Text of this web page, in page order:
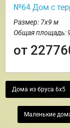
№64 Дом с
Размер: 7х9 м
Общая площадь:
от
Дома из бруса 6х5
Маленькие